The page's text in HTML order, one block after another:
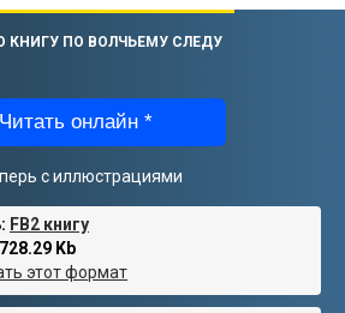
КНИГУ ПО ВОЛЧЬЕМУ СЛЕДУ
Читать онлайн *
с иллюстрациями
FB2 книгу
728.29 Kb
этот формат